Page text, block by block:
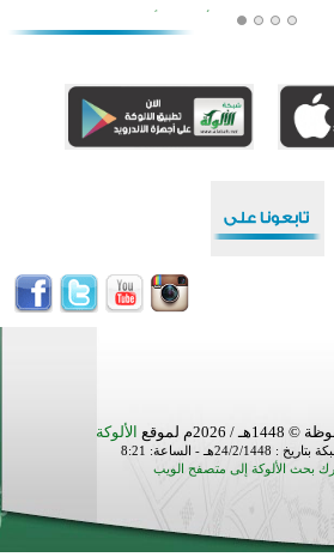
في بلييفليا بالجبل الأسود منذ أكثر من قرن
يفتتح أبوابه بعد سنوات من العمل والعطاء
في بنغلاديش بمشاركة 3000 متسابق
لموقع الألوكة
1448هـ - الساعة: 8:21
بحث الألوكة إلى متصفح الويب